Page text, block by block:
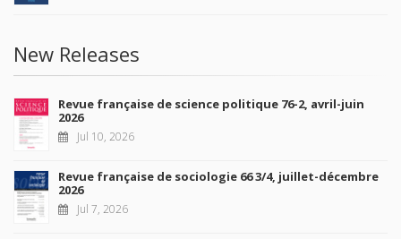
New Releases
Revue française de science politique 76-2, avril-juin
2026
Jul 10, 2026
Revue française de sociologie 66 3/4, juillet-décembre
2026
Jul 7, 2026